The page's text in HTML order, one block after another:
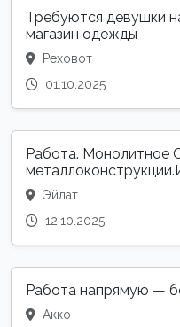
Требуются девушки
магазин одежды
Реховот
01.10.2025
Работа. Монолитное
Эйлат
12.10.2025
Работа напрямую —
Акко